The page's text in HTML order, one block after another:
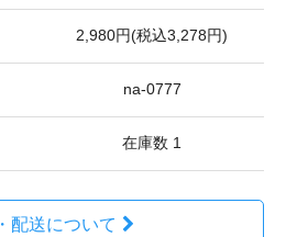
2,980円(税込3,278円)
na-0777
在庫数 1
配送について